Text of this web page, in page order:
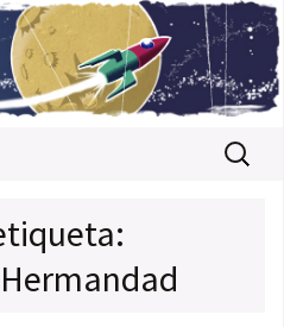
Buscar: